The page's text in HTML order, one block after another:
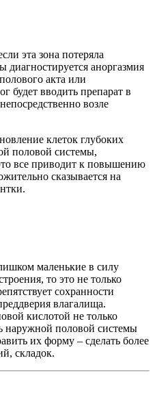
эта зона потеряла
аноргазмия
акта или
будет вводить препарат в
возле
клеток глубоких
половой системы,
все приводит к повышению
сказывается на
маленькие в силу
то это не только
сохранности
влагалища.
кислотой не только
наружной половой системы
их форму – сделать более
складок.